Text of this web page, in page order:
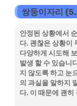
쌍둥이자리
안정된 상황에서
다. 괜찮은 상황이
다양하게 시도해
발생 할 수 있습니
지 않도록 하고 눈
의 과실을 말하지
다. 이 때문에 괜히